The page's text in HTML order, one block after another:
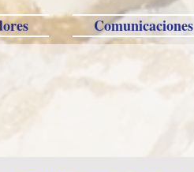
Comunicaciones